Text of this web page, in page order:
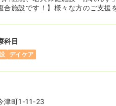
合施設です！】様々な方のご支援
科目
デイケア
津町1-11-23